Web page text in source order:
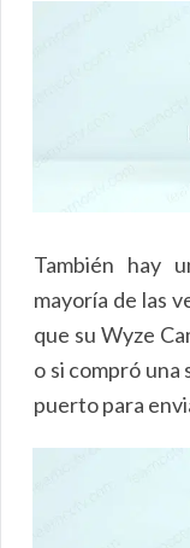
También hay
mayoría de las
que su Wyze
o si compró una
puerto para